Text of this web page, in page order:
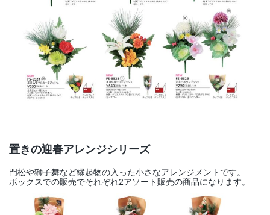
OFFICIAL SNS
置きの迎春アレンジシリーズ
門松や獅子舞など縁起物の入った小さなアレンジメントです。
ボックスでの販売でそれぞれ2アソート販売の商品になります。